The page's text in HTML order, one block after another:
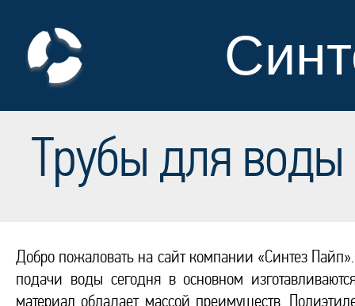
Трубы для
Добро пожаловать на сайт компании «Синтез
подачи воды сегодня в основном
материал обладает массой преимуществ.